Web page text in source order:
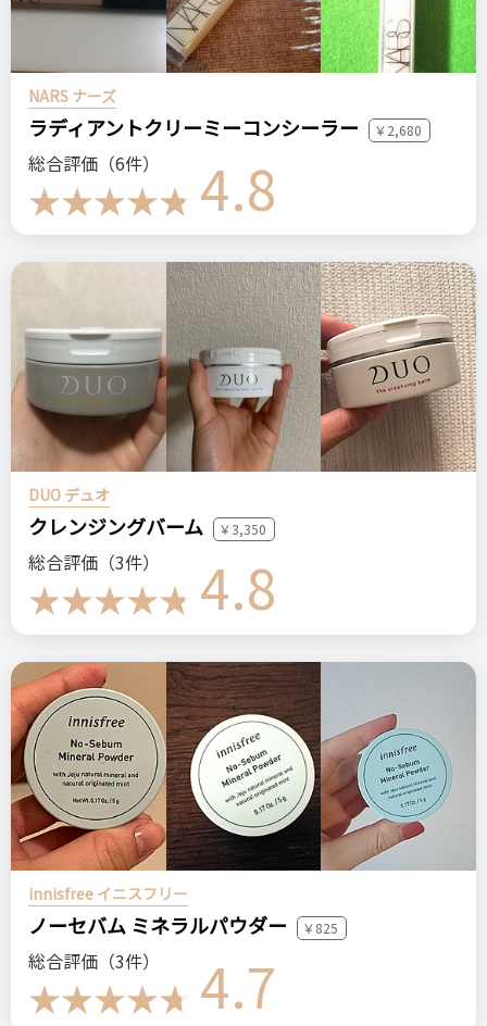
NARS ナーズ
ラディアントクリーミーコンシーラー ￥2,680
総合評価（6件） 4.8
DUO デュオ
クレンジングバーム ￥3,350
総合評価（3件） 4.8
innisfree イニスフリー
ノーセバム ミネラルパウダー ￥825
総合評価（3件） 4.7